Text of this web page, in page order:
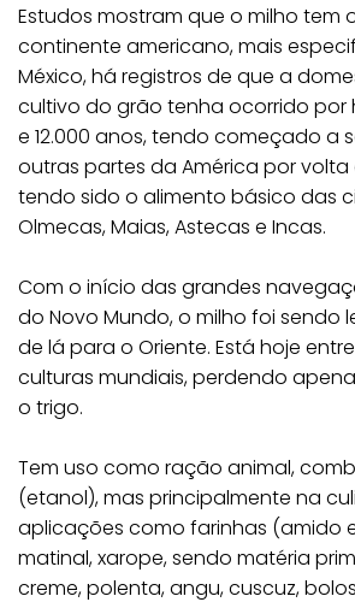
Estudos mostram que o milho tem
continente americano, mais
México, há registros de que a
cultivo do grão tenha ocorrido por
e 12.000 anos, tendo começado a
outras partes da América por volta
tendo sido o alimento básico das
Olmecas, Maias, Astecas e Incas.
Com o início das grandes
do Novo Mundo, o milho foi sendo
de lá para o Oriente. Está hoje
culturas mundiais, perdendo
o trigo.
Tem uso como ração animal,
(etanol), mas principalmente na
aplicações como farinhas (amido
matinal, xarope, sendo matéria
creme, polenta, angu, cuscuz,